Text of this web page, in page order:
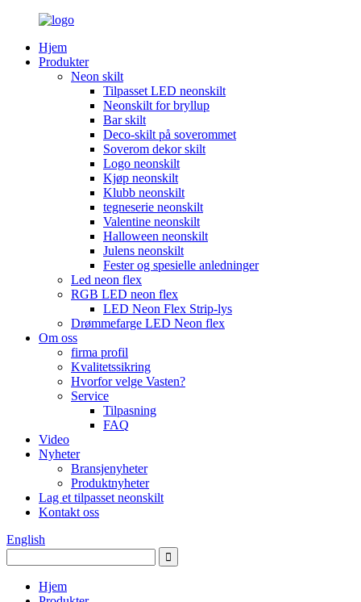
Hjem
Produkter
Neon skilt
Tilpasset LED neonskilt
Neonskilt for bryllup
Bar skilt
Deco-skilt på soverommet
Soverom dekor skilt
Logo neonskilt
Kjøp neonskilt
Klubb neonskilt
tegneserie neonskilt
Valentine neonskilt
Halloween neonskilt
Julens neonskilt
Fester og spesielle anledninger
Led neon flex
RGB LED neon flex
LED Neon Flex Strip-lys
Drømmefarge LED Neon flex
Om oss
firma profil
Kvalitetssikring
Hvorfor velge Vasten?
Service
Tilpasning
FAQ
Video
Nyheter
Bransjenyheter
Produktnyheter
Lag et tilpasset neonskilt
Kontakt oss
English
Hjem